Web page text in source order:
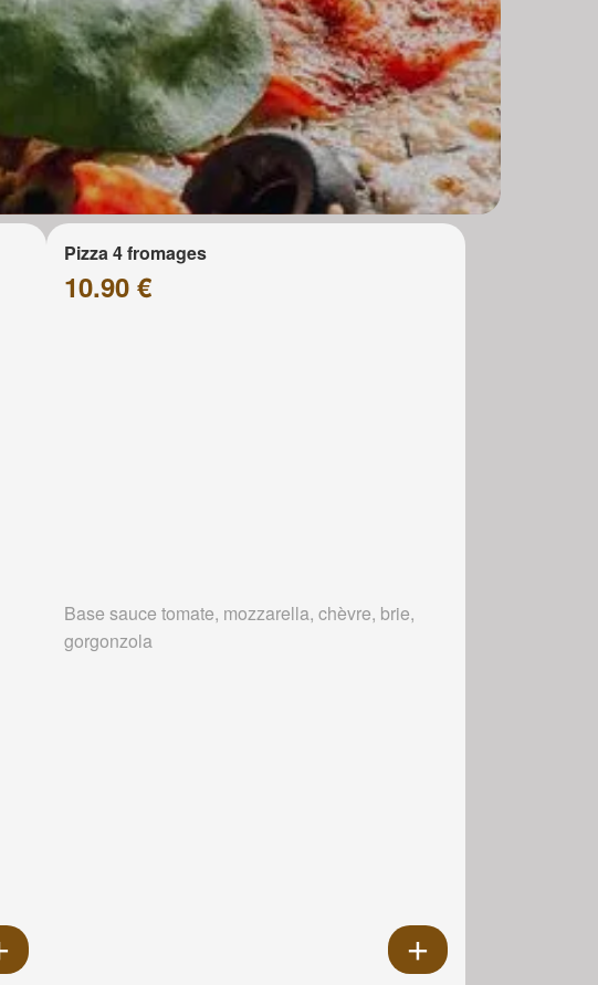
Pizza 4 fromages
10.90 €
Base sauce tomate, mozzarella, chèvre, brie,
gorgonzola